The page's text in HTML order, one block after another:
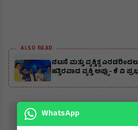
ALSO READ
ನಟನೆ ಮತ್ತು ವ್ಯಕ್ತಿತ್ವ
ಹತ್ತಿರವಾದ ವ್ಯಕ್ತಿ ಅಪ್ಪು- ಕೆ ವಿ
KhushiHost News
WhatsApp